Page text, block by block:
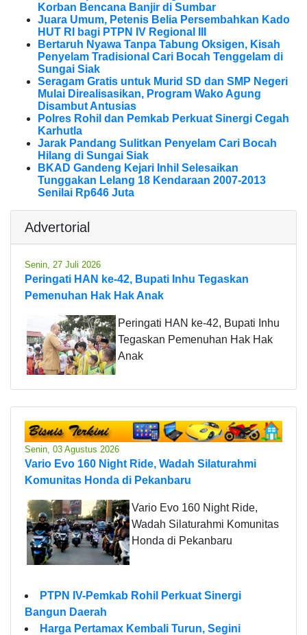
Korban Bencana Banjir di Sumbar
Juara Umum, Petenis Belia Persembahkan Kado
HUT RI bagi PTPN IV Regional III
Bertaruh Nyawa Tanpa Tabung Oksigen, Kisah
Penyelam Tradisional Cari Bocah Tenggelam di
Sungai Siak
Seragam Gratis untuk Murid SD dan SMP Negeri
Mulai Direalisasikan, Program Wako Agung
Disambut Antusias
Polres Rohil dan Pemkab Perkuat Sinergi Cegah
Karhutla
Jarak Pandang Sulitkan Penyelam Cari Bocah
Hilang di Sungai Siak
BKAD Gandeng Kejari Inhil Selesaikan
Tunggakan Lelang 18 Kendaraan 2007-2013
Senilai Rp646 Juta
Advertorial
Senin, 27 Juli 2026
Peringati HAN ke-42, Bupati Inhu Tegaskan
Pemenuhan Hak Hak Anak
Peringati HAN ke-42, Bupati Inhu
Tegaskan Pemenuhan Hak Hak
Anak
Senin, 03 Agustus 2026
Vario Evo 160 Night Ride, Wadah Silaturahmi
Komunitas Honda di Pekanbaru
Vario Evo 160 Night Ride,
Wadah Silaturahmi Komunitas
Honda di Pekanbaru
PTPN IV-Pemkab Rohil Perkuat Sinergi
Bangun Daerah
Harga Pertamax Kembali Turun, Segini